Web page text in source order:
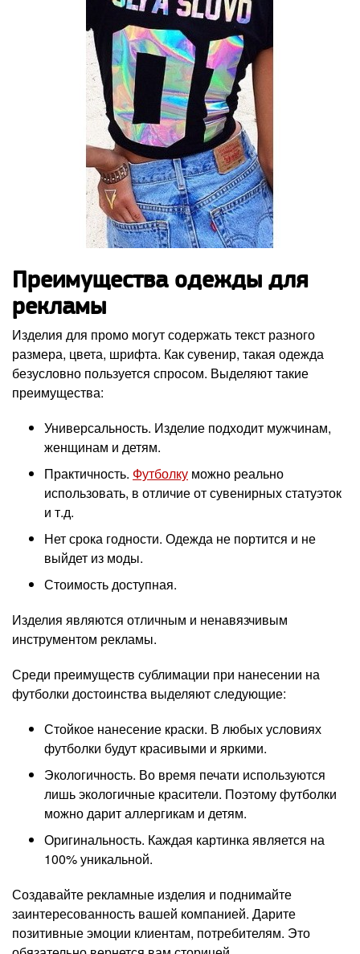
Преимущества одежды для
рекламы
Изделия для промо могут содержать текст разного
размера, цвета, шрифта. Как сувенир, такая одежда
безусловно пользуется спросом. Выделяют такие
преимущества:
Универсальность. Изделие подходит мужчинам,
женщинам и детям.
Практичность. Футболку можно реально
использовать, в отличие от сувенирных статуэток
и т.д.
Нет срока годности. Одежда не портится и не
выйдет из моды.
Стоимость доступная.
Изделия являются отличным и ненавязчивым
инструментом рекламы.
Среди преимуществ сублимации при нанесении на
футболки достоинства выделяют следующие:
Стойкое нанесение краски. В любых условиях
футболки будут красивыми и яркими.
Экологичность. Во время печати используются
лишь экологичные красители. Поэтому футболки
можно дарит аллергикам и детям.
Оригинальность. Каждая картинка является на
100% уникальной.
Создавайте рекламные изделия и поднимайте
заинтересованность вашей компанией. Дарите
позитивные эмоции клиентам, потребителям. Это